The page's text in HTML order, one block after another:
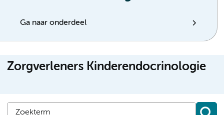
Ga naar onderdeel
Zorgverleners Kinderendocrinologie